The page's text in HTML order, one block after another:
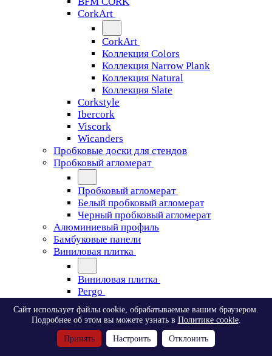
CorkArt
CorkArt
Коллекция Colors
Коллекция Narrow Plank
Коллекция Natural
Коллекция Slate
Corkstyle
Ibercork
Viscork
Wicanders
Пробковые доски для стендов
Пробковый агломерат
Пробковый агломерат
Белый пробковый агломерат
Черный пробковый агломерат
Алюминиевый профиль
Бамбуковые панели
Виниловая плитка
Виниловая плитка
Pergo
Pergo
Classic Plank Optimum Glue
Modern Plank Optimum Glue
Сайт использует файлы cookie, обрабатываемые вашим браузером.
Подробнее об этом вы можете узнать в Политике cookie.
Принять Настроить Отклонить